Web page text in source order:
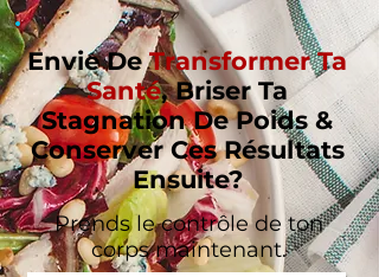
Envie DeTransformer Ta
Santé, Briser Ta
Stagnation De Poids &
Conserver Ces Résultats
Ensuite?
Prends le contrôle de ton
corps maintenant.